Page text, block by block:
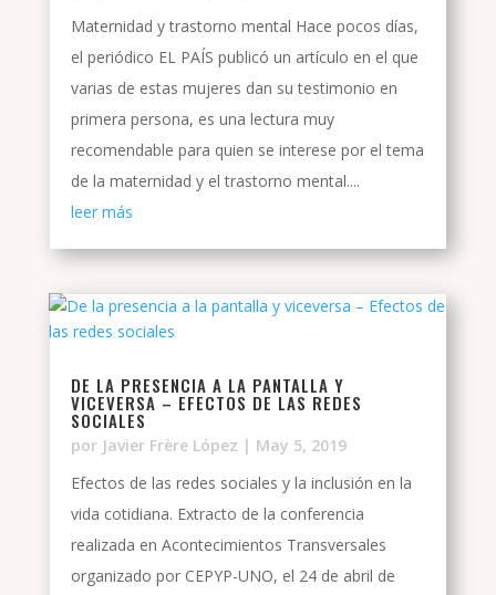
Maternidad y trastorno mental Hace pocos días,
el periódico EL PAÍS publicó un artículo en el que
varias de estas mujeres dan su testimonio en
primera persona, es una lectura muy
recomendable para quien se interese por el tema
de la maternidad y el trastorno mental....
leer más
DE LA PRESENCIA A LA PANTALLA Y
VICEVERSA – EFECTOS DE LAS REDES
SOCIALES
por Javier Frère López | May 5, 2019
Efectos de las redes sociales y la inclusión en la
vida cotidiana. Extracto de la conferencia
realizada en Acontecimientos Transversales
organizado por CEPYP-UNO, el 24 de abril de